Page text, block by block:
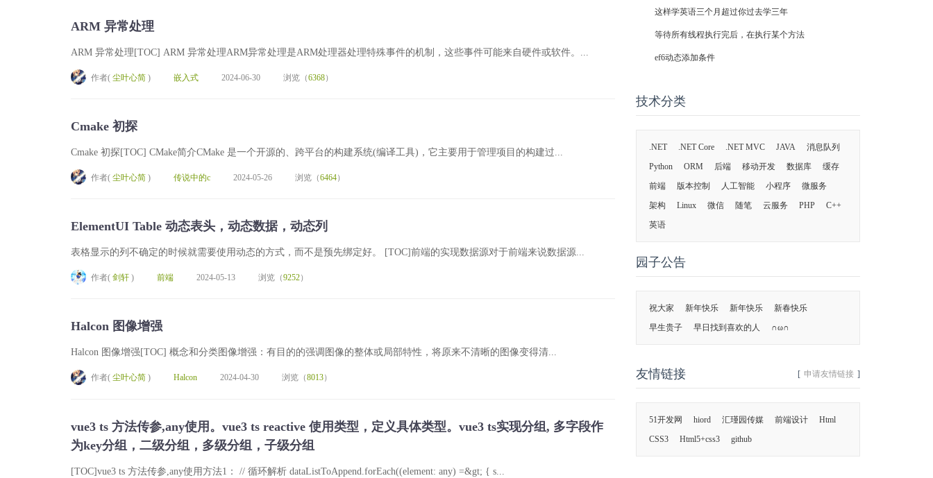
ARM 异常处理
ARM 异常处理[TOC] ARM 异常处理ARM异常处理是ARM处理器处理特殊事件的机制，这些事件可能来自硬件或软件。...
作者( 尘叶心简 ) 嵌入式 2024-06-30 浏览（6368）
Cmake 初探
Cmake 初探[TOC] CMake简介CMake 是一个开源的、跨平台的构建系统(编译工具)，它主要用于管理项目的构建过...
作者( 尘叶心简 ) 传说中的c 2024-05-26 浏览（6464）
ElementUI Table 动态表头，动态数据，动态列
表格显示的列不确定的时候就需要使用动态的方式，而不是预先绑定好。 [TOC]前端的实现数据源对于前端来说数据源...
作者( 剑轩 ) 前端 2024-05-13 浏览（9252）
Halcon 图像增强
Halcon 图像增强[TOC] 概念和分类图像增强：有目的的强调图像的整体或局部特性，将原来不清晰的图像变得清...
作者( 尘叶心简 ) Halcon 2024-04-30 浏览（8013）
vue3 ts 方法传参,any使用。vue3 ts reactive 使用类型，定义具体类型。vue3 ts实现分组, 多字段作
为key分组，二级分组，多级分组，子级分组
[TOC]vue3 ts 方法传参,any使用方法1： // 循环解析 dataListToAppend.forEach((element: any) =&gt; { s...
这样学英语三个月超过你过去学三年
等待所有线程执行完后，在执行某个方法
ef6动态添加条件
技术分类
.NET .NET Core .NET MVC JAVA
消息队列
Python
ORM 后端 移动开发 数据库
缓存
前端
版本控制 人工智能 小程序
微服务
架构
Linux 微信 随笔 云服务 PHP
C++
英语
园子公告
祝大家 新年快乐 新年快乐
新春快乐
早生贵子
早日找到喜欢的人 ∩ω∩
[ 申请友情链接 ]
友情链接
51开发网 hiord 汇瑾园传媒 前端设计
Html
CSS3
Html5+css3 github